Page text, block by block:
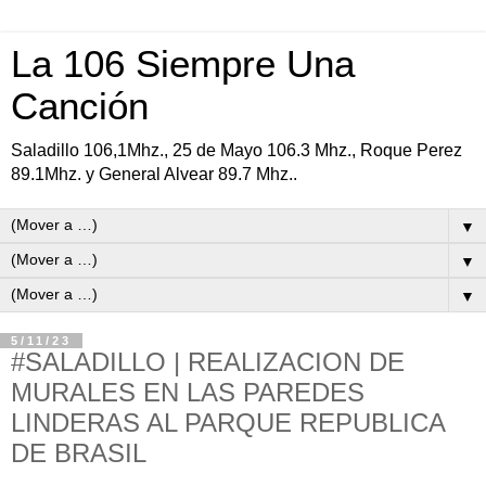
La 106 Siempre Una
Canción
Saladillo 106,1Mhz., 25 de Mayo 106.3 Mhz., Roque Perez
89.1Mhz. y General Alvear 89.7 Mhz..
▼
▼
▼
5/11/23
#SALADILLO | REALIZACION DE
MURALES EN LAS PAREDES
LINDERAS AL PARQUE REPUBLICA
DE BRASIL